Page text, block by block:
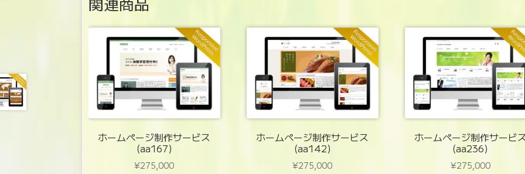
ホームページ制作サービス
(aa167)
¥275,000
ホームページ制作サービス
(aa142)
¥275,000
ホームページ制作サービ
(aa236)
¥275,000